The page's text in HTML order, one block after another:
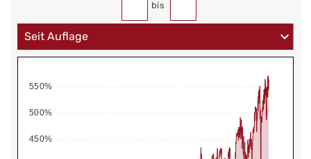
bis
450%
500%
550%